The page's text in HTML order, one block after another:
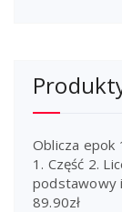
Oblicza epok
1. Część 2.
podstawowy
89.90zł